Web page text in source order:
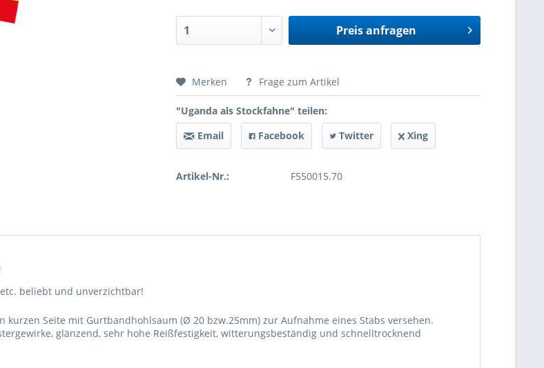
Preis anfragen
Preis anfragen
Merken Frage zum Artikel
"Uganda als Stockfahne" teilen:
Email
Facebook Twitter Xing
Artikel-Nr.: F550015.70
beliebt und unverzichtbar!
Seite mit Gurtbandhohlsaum (Ø 20 bzw.25mm) zur Aufnahme eines Stabs versehen.
glänzend, sehr hohe Reißfestigkeit, witterungsbeständig und schnelltrocknend